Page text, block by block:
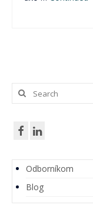
v
článkoch
Search
for:
Odborníkom
Blog